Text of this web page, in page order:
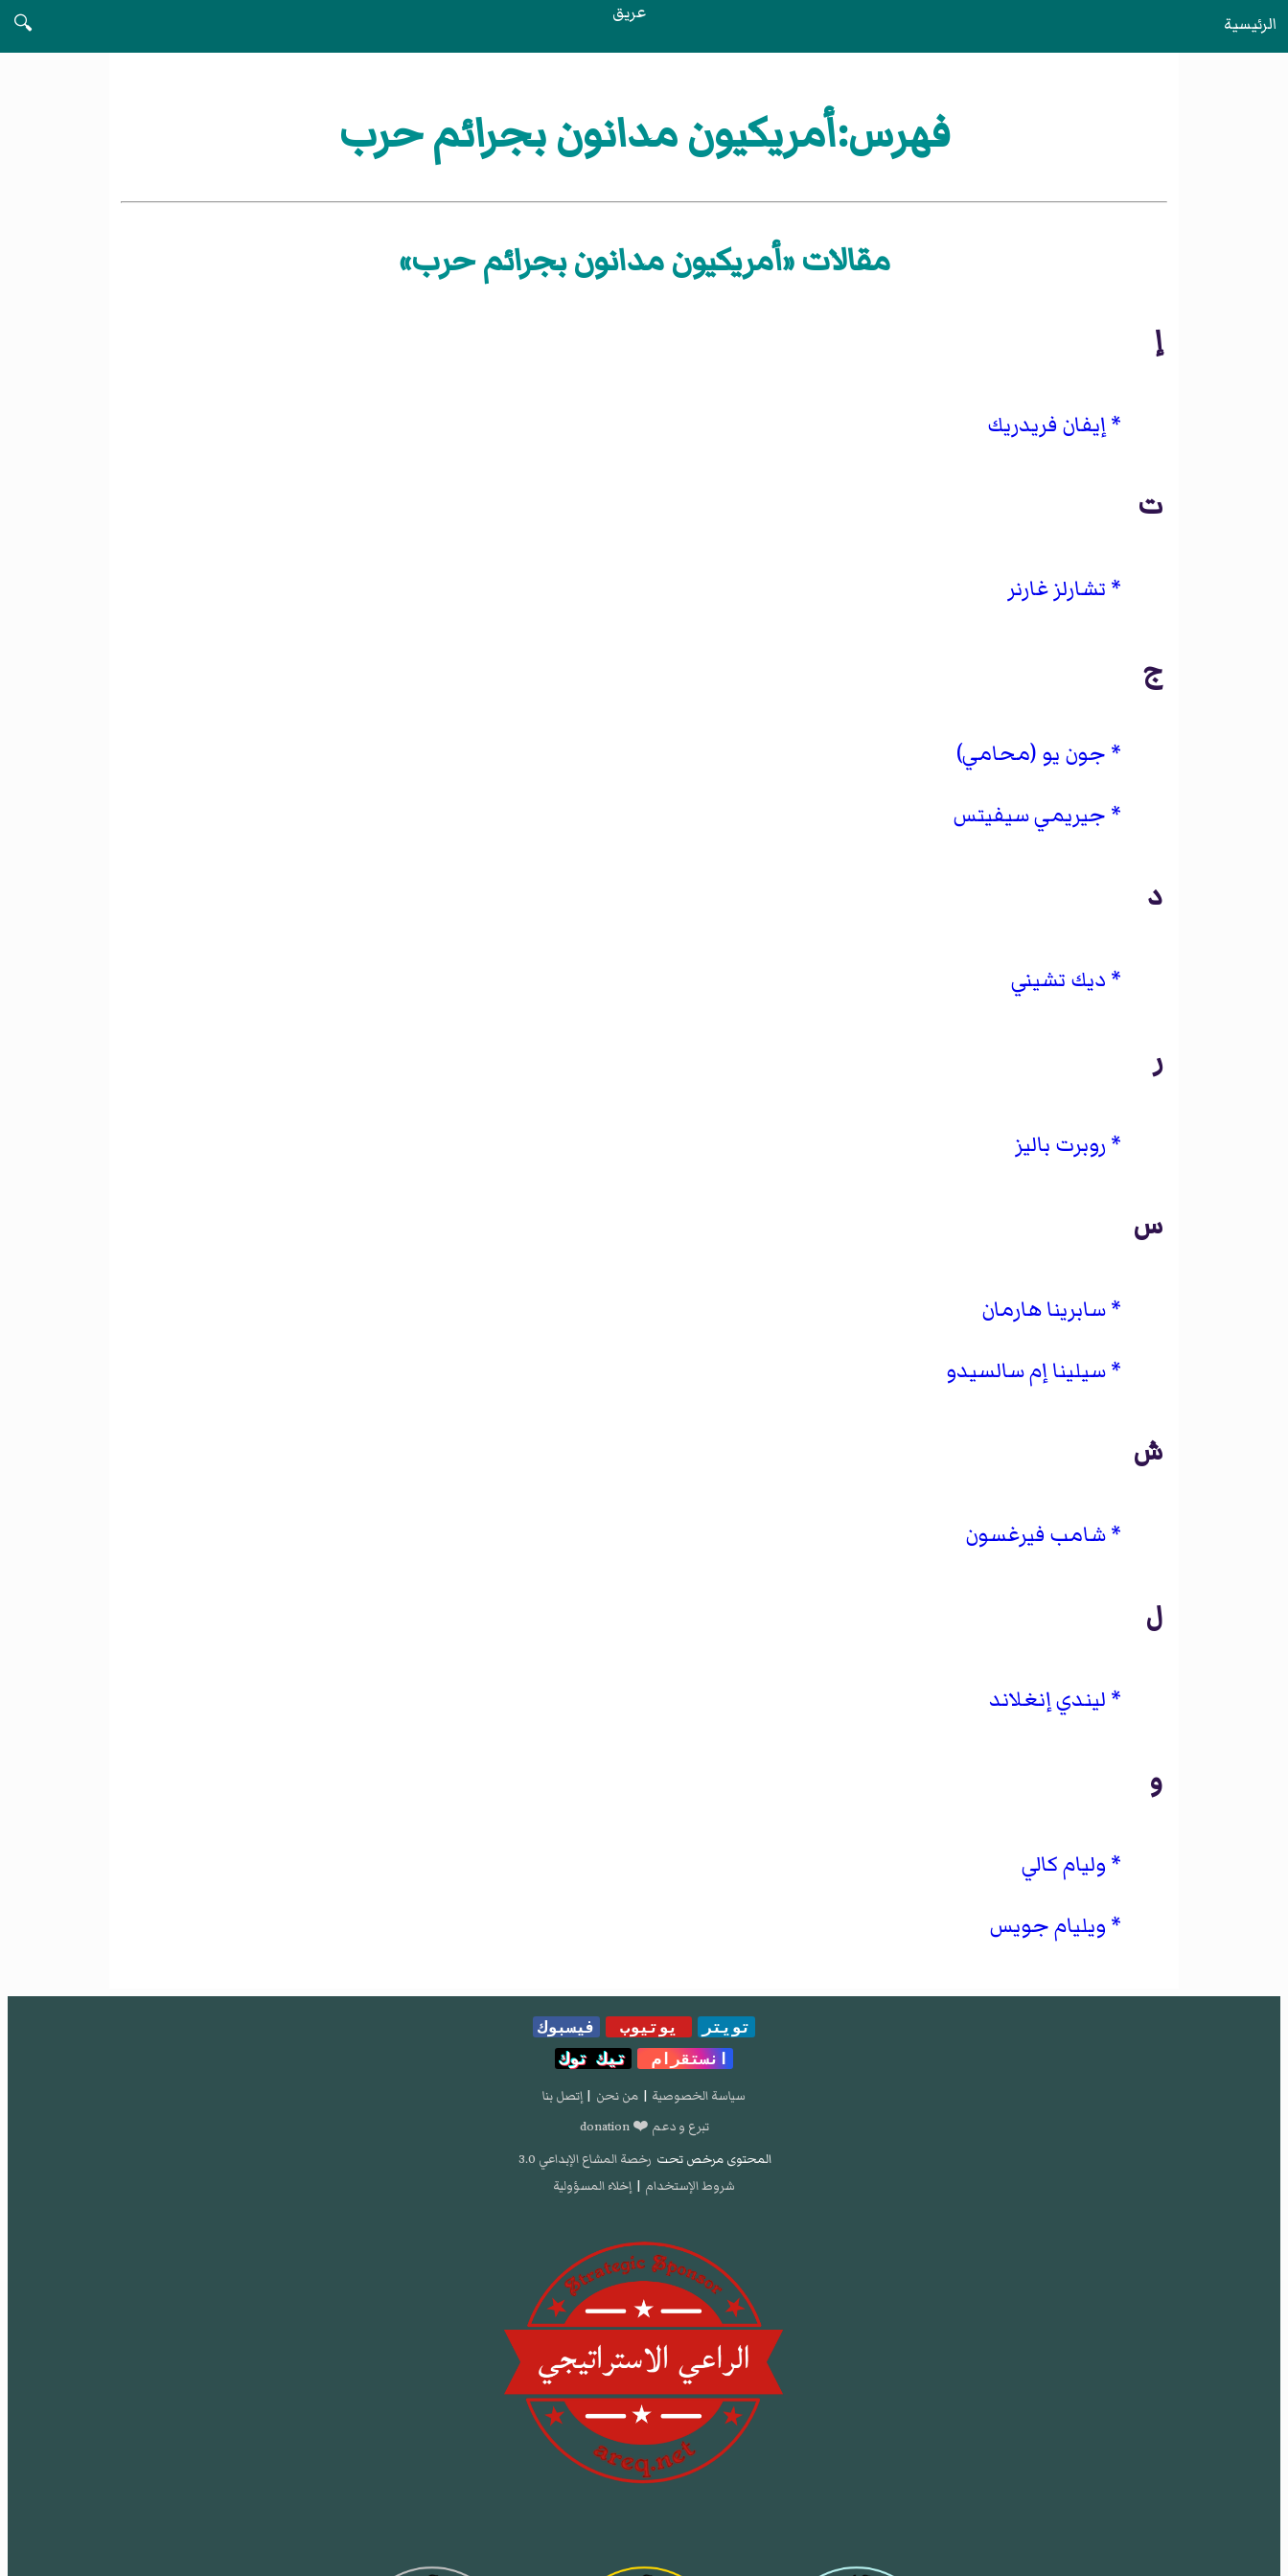
الرئيسية عريق
🔍
فهرس:أمريكيون مدانون بجرائم حرب
مقالات «أمريكيون مدانون بجرائم حرب»
إ
إيفان فريدريك
ت
تشارلز غارنر
ج
جون يو (محامي)
جيريمي سيفيتس
د
ديك تشيني
ر
روبرت باليز
س
سابرينا هارمان
سيلينا إم سالسيدو
ش
شامب فيرغسون
ل
ليندي إنغلاند
و
وليام كالي
ويليام جويس
تويتر يوتيوب
فيسبوك
انستقرام
تيك توك
سياسة الخصوصية | من نحن | إتصل بنا
تبرع و دعم ❤️ donation
المحتوى مرخص تحت رخصة المشاع الإبداعي 3.0
شروط الإستخدام | إخلاء المسؤولية